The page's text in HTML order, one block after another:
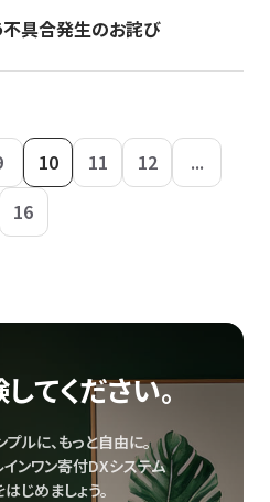
不具合発生のお詫び
10 11 12
...
16
てください。
ルに、もっと自由に。
ンワン寄付DXシステム
じめましょう。